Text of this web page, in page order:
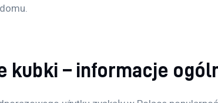
kubki – informacje